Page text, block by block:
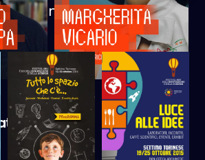
alle nostre edizioni